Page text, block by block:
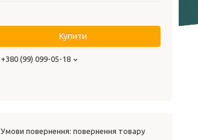
Купити
+380 (99) 099-05-18
повернення товару